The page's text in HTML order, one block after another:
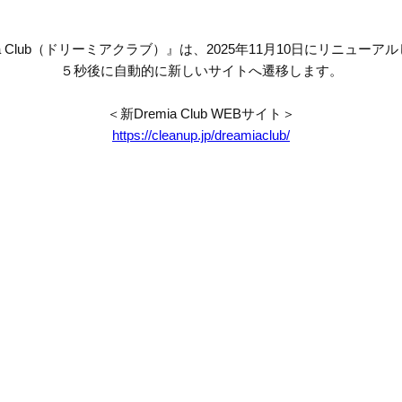
Club（ドリーミアクラブ）』は、2025年11月10日にリニューアル
５秒後に自動的に新しいサイトへ遷移します。
＜新Dremia Club WEBサイト＞
https://cleanup.jp/dreamiaclub/